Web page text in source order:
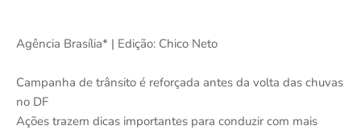
Agência Brasília* | Edição: Chico Neto
Campanha de trânsito é reforçada antes da volta das chuvas
no DF
Ações trazem dicas importantes para conduzir com mais